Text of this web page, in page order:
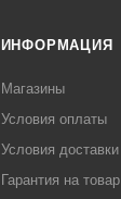
ИНФОРМАЦИЯ
Магазины
Условия оплаты
Условия доставки
Гарантия на товар